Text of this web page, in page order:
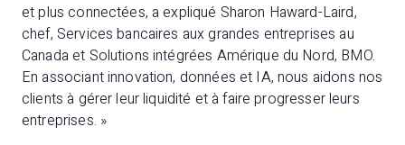
et plus connectées, a expliqué Sharon Haward-Laird,
chef, Services bancaires aux grandes entreprises au
Canada et Solutions intégrées Amérique du Nord, BMO.
En associant innovation, données et IA, nous aidons nos
clients à gérer leur liquidité et à faire progresser leurs
entreprises. »